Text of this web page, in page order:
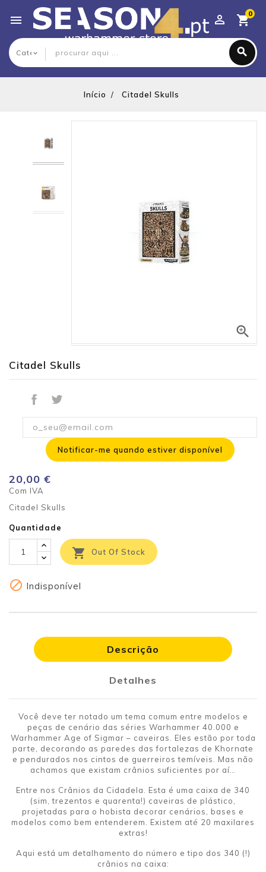
0

Início Citadel Skulls

Citadel Skulls
Notificar-me quando estiver disponível
20,00 €
Com IVA
Citadel Skulls
Quantidade
 Out Of Stock
 Indisponível
Descrição
Detalhes
Você deve ter notado um tema comum entre modelos e
peças de cenário das séries Warhammer 40.000 e
Warhammer Age of Sigmar – caveiras. Eles estão por toda
parte, decorando as paredes das fortalezas de Khornate
e pendurados nos cintos de guerreiros temíveis. Mas não
achamos que existam crânios suficientes por aí…
Entre nos Crânios da Cidadela. Esta é uma caixa de 340
(sim, trezentos e quarenta!) caveiras de plástico,
projetadas para o hobista decorar cenários, bases e
modelos como bem entenderem. Existem até 20 maxilares
extras!
Aqui está um detalhamento do número e tipo dos 340 (!)
crânios na caixa: